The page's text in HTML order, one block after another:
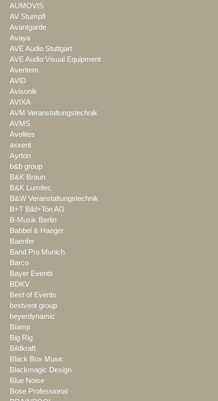
AUMOVIS
AV Stumpfl
Avantgarde
Avaya
AVE Audio Stuttgart
AVE Audio Visual Equipment
Aventem
AVID
Avisonik
AVIXA
AVM Veranstaltungstechnik
AVMS
Avolites
axxent
Ayrton
b&b group
B&K Braun
B&K Lumitec
B&W Veranstaltungstechnik
B+T Bild+Ton AG
B-Musik Berlin
Babbel & Haeger
Baenfer
Band Pro Munich
Barco
Bayer Events
BDKV
Best of Events
bestvent group
beyerdynamic
Biamp
Big Rig
Bildkraft
Black Box Music
Blackmagic Design
Blue Noise
Bose Professional